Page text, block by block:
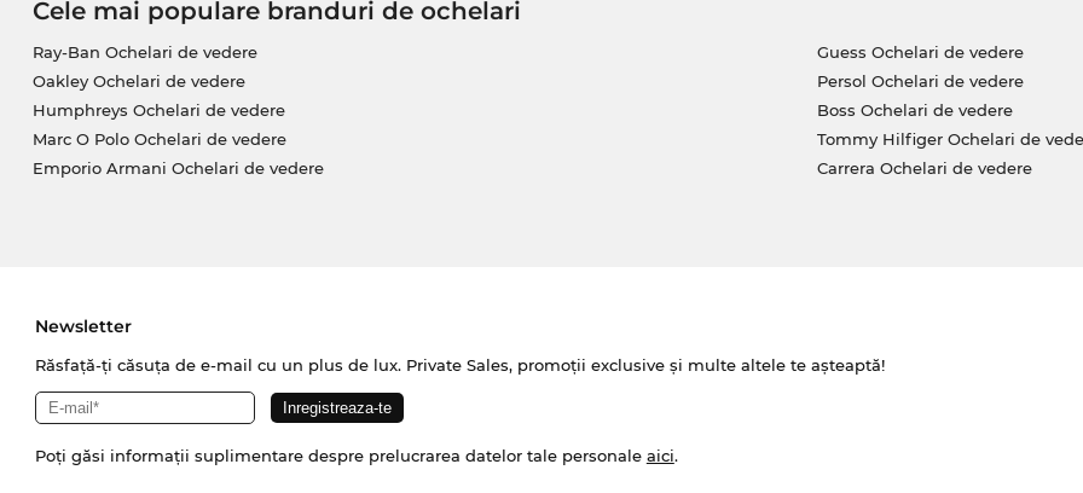
Cele mai populare branduri de ochelari
Ray-Ban Ochelari de vedere
Oakley Ochelari de vedere
Humphreys Ochelari de vedere
Marc O Polo Ochelari de vedere
Emporio Armani Ochelari de vedere
Guess Ochelari de vedere
Persol Ochelari de vedere
Boss Ochelari de vedere
Tommy Hilfiger Ochelari de
Carrera Ochelari de vedere
Newsletter
Răsfață-ți căsuța de e-mail cu un plus de lux. Private Sales, promoții exclusive și multe altele te așteaptă!
Poți găsi informații suplimentare despre prelucrarea datelor tale personale aici.